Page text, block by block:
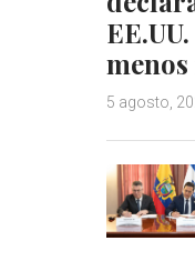
5 agosto,